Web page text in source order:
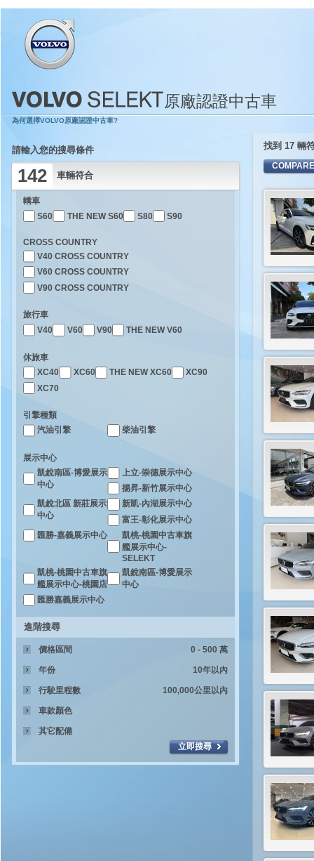
原廠認證中古車
為何選擇VOLVO原廠認證中古車?
請輸入您的搜尋條件
142 車輛符合
轎車
S60
THE NEW S60 S80 S90
CROSS COUNTRY
V40 CROSS COUNTRY
V60 CROSS COUNTRY
V90 CROSS COUNTRY
旅行車
V40
V60 V90 THE NEW V60
休旅車
XC40
XC60 THE NEW XC60
XC90
XC70
引擎種類
汽油引擎
柴油引擎
展示中心
凱銳南區-博愛展示
中心
上立-崇德展示中心
揚昇-新竹展示中心
凱銳北區 新莊展示
中心
新凱-內湖展示中心
富王-彰化展示中心
匯勝-嘉義展示中心
凱桃-桃園中古車旗
艦展示中心-
SELEKT
凱桃-桃園中古車旗
艦展示中心-桃園店
凱銳南區-博愛展示
中心
匯勝嘉義展示中心
進階搜尋
價格區間
年份
行駛里程數
車款顏色
其它配備
找到 17 輛